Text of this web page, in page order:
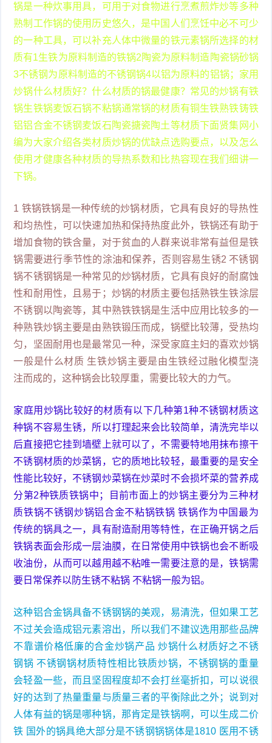
锅是一种炊事用具，可用于对食物进行烹煮煎炸炒等多种
熟制工作锅的使用历史悠久，是中国人们烹饪中必不可少
的一种工具，可以补充人体中微量的铁元素锅所选择的材
质有1生铁为原料制造的铁锅2陶瓷为原料制造陶瓷锅砂锅
3不锈钢为原料制造的不锈钢锅4以铝为原料的铝锅；家用
炒锅什么材质好？什么材质的锅最健康？常见的炒锅有铁
锅生铁锅麦饭石锅不粘锅通常锅的材质有铜生铁熟铁铸铁
铝铝合金不锈钢麦饭石陶瓷搪瓷陶土等材质下面贤集网小
编为大家介绍各类材质炒锅的优缺点选购要点，以及怎么
使用才健康各种材质的导热系数和比热容现在我们细讲一
下锅。
1 铁锅铁锅是一种传统的炒锅材质，它具有良好的导热性
和均热性，可以快速加热和保持热度此外，铁锅还有助于
增加食物的铁含量，对于贫血的人群来说非常有益但是铁
锅需要进行季节性的涂油和保养，否则容易生锈2 不锈钢
锅不锈钢锅是一种常见的炒锅材质，它具有良好的耐腐蚀
性和耐用性，且易于；炒锅的材质主要包括熟铁生铁涂层
不锈钢以陶瓷等，其中熟铁铁锅是生活中应用比较多的一
种熟铁炒锅主要是由熟铁锻压而成，锅壁比较薄，受热均
匀，坚固耐用也是最常见一种，深受家庭主妇的喜欢炒锅
一般是什么材质 生铁炒锅主要是由生铁经过融化模型浇
注而成的，这种锅会比较厚重，需要比较大的力气。
家庭用炒锅比较好的材质有以下几种第1种不锈钢材质这
种锅不容易生锈，所以打理起来会比较简单，清洗完毕以
后直接把它挂到墙壁上就可以了，不需要特地用抹布擦干
不锈钢材质的炒菜锅，它的质地比较轻，最重要的是安全
性能比较好，不锈钢炒菜锅在炒菜时不会损坏菜的营养成
分第2种铁质铁锅中；目前市面上的炒锅主要分为三种材
质铁锅不锈钢炒锅铝合金不粘锅铁锅 铁锅作为中国最为
传统的锅具之一，具有耐造耐用等特性，在正确开锅之后
铁锅表面会形成一层油膜，在日常使用中铁锅也会不断吸
收油份，从而可以越用越不粘唯一需要注意的是，铁锅需
要日常保养以防生锈不粘锅 不粘锅一般为铝。
这种铝合金锅具备不锈钢锅的美观，易清洗，但如果工艺
不过关会造成铝元素溶出，所以我们不建议选用那些品牌
不靠谱价格低廉的合金炒锅产品 炒锅什么材质好之不锈
钢锅 不锈钢锅材质特性相比铁质炒锅，不锈钢锅的重量
会轻盈一些，而且坚固程度却不会打丝毫折扣，可以说很
好的达到了热量重量与质量三者的平衡除此之外；说到对
人体有益的锅是哪种锅，那肯定是铁锅啊，可以生成二价
铁 国外的锅具绝大部分是不锈钢锅锅体是1810 医用不锈